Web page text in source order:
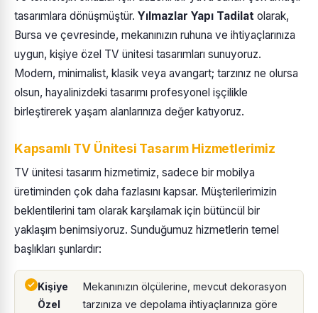
tasarımlara dönüşmüştür. Yılmazlar Yapı Tadilat olarak,
Bursa ve çevresinde, mekanınızın ruhuna ve ihtiyaçlarınıza
uygun, kişiye özel TV ünitesi tasarımları sunuyoruz.
Modern, minimalist, klasik veya avangart; tarzınız ne olursa
olsun, hayalinizdeki tasarımı profesyonel işçilikle
birleştirerek yaşam alanlarınıza değer katıyoruz.
Kapsamlı TV Ünitesi Tasarım Hizmetlerimiz
TV ünitesi tasarım hizmetimiz, sadece bir mobilya
üretiminden çok daha fazlasını kapsar. Müşterilerimizin
beklentilerini tam olarak karşılamak için bütüncül bir
yaklaşım benimsiyoruz. Sunduğumuz hizmetlerin temel
başlıkları şunlardır:
Kişiye
Özel
Mekanınızın ölçülerine, mevcut dekorasyon
tarzınıza ve depolama ihtiyaçlarınıza göre